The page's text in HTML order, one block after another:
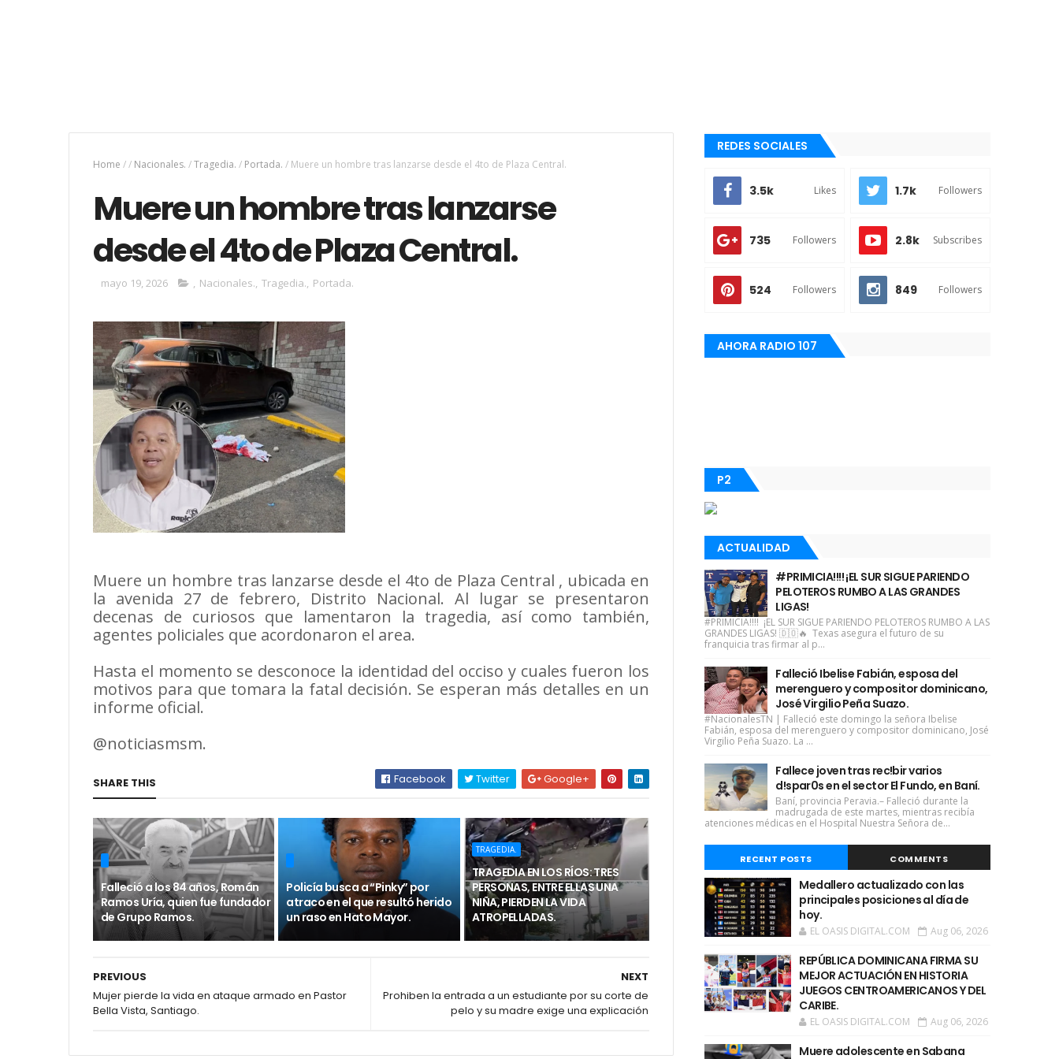
Home // Nacionales. /Tragedia. / Portada. / Muere un hombre tras lanzarse desde el 4to de Plaza Central.
Muere un hombre tras lanzarse
desde el 4to de Plaza Central.
mayo 19, 2026 , Nacionales., Tragedia., Portada.
Muere un hombre tras lanzarse desde el 4to de Plaza Central , ubicada en
la avenida 27 de febrero, Distrito Nacional. Al lugar se presentaron
decenas de curiosos que lamentaron la tragedia, así como también,
agentes policiales que acordonaron el area.
Hasta el momento se desconoce la identidad del occiso y cuales fueron los
motivos para que tomara la fatal decisión. Se esperan más detalles en un
informe oficial.
@noticiasmsm.
SHARE THIS Facebook Twitter Google+
Falleció a los 84 años, Román
Ramos Uría, quien fue fundador
de Grupo Ramos.
Policía busca a “Pinky” por
atraco en el que resultó herido
un raso en Hato Mayor.
TRAGEDIA.
TRAGEDIA EN LOS RÍOS: TRES
PERSONAS, ENTRE ELLAS UNA
NIÑA, PIERDEN LA VIDA
ATROPELLADAS.
NEXT
Prohiben la entrada a un estudiante por su corte de
pelo y su madre exige una explicación
PREVIOUS
Mujer pierde la vida en ataque armado en Pastor
Bella Vista, Santiago.
REDES SOCIALES
3.5k Likes 1.7k Followers
735 Followers 2.8k Subscribes
524 Followers 849 Followers
AHORA RADIO 107
P2
ACTUALIDAD
#PRIMICIA!!!! ¡EL SUR SIGUE PARIENDO
PELOTEROS RUMBO A LAS GRANDES
LIGAS!
#PRIMICIA!!!! ¡EL SUR SIGUE PARIENDO PELOTEROS RUMBO A LAS
GRANDES LIGAS! 🇩🇴🔥 Texas asegura el futuro de su
franquicia tras firmar al p...
Falleció Ibelise Fabián, esposa del
merenguero y compositor dominicano,
José Virgilio Peña Suazo.
#NacionalesTN | Falleció este domingo la señora Ibelise
Fabián, esposa del merenguero y compositor dominicano, José
Virgilio Peña Suazo. La ...
Fallece joven tras rec!bir varios
d!spar0s en el sector El Fundo, en Baní.
Baní, provincia Peravia.– Falleció durante la
madrugada de este martes, mientras recibía
atenciones médicas en el Hospital Nuestra Señora de...
RECENT POSTS COMMENTS
Medallero actualizado con las
principales posiciones al día de
hoy.
EL OASIS DIGITAL.COM Aug 06, 2026
REPÚBLICA DOMINICANA FIRMA SU
MEJOR ACTUACIÓN EN HISTORIA
JUEGOS CENTROAMERICANOS Y DEL
CARIBE.
EL OASIS DIGITAL.COM Aug 06, 2026
Muere adolescente en Sabana